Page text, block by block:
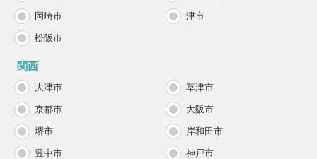
岡崎市 津市
松阪市
関西
大津市 草津市
京都市 大阪市
堺市 岸和田市
豊中市 神戸市